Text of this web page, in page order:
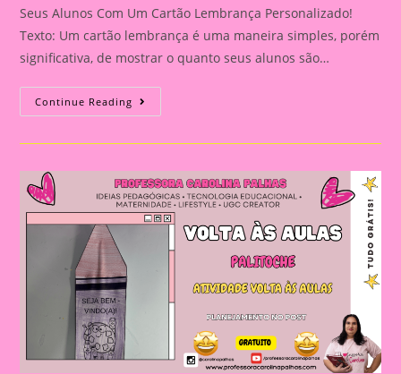
Seus Alunos Com Um Cartão Lembrança Personalizado!
Texto: Um cartão lembrança é uma maneira simples, porém
significativa, de mostrar o quanto seus alunos são…
Continue Reading ATIVIDADE:
CARTÃO